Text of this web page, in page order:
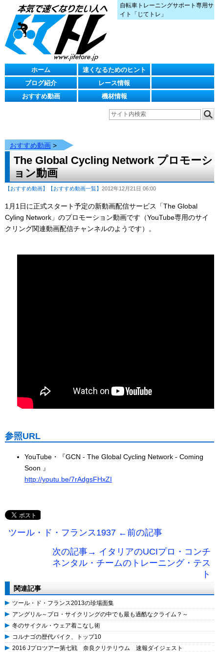
自転車トレーニングサポート専用サ
イト「じてトレ」
ホーム
速くなるためのヒント
ブログ紹介
レース情報
おすすめ動画
機材情報
おすすめ動画 >
The Global Cycling Network プロモーシ
ョン動画
【おすすめ動画】 【おすすめ動画一覧】 2012年12月21日 06:00
1月1日に正式スタート予定の新動画配信サービス「The Global
Cyling Network」のプロモーション動画です（YouTube専用のサイ
クリング関連動画配信チャンネルのようです）。
参照URL
YouTube・『GCN - The Global Cycling Network - Coming
Soon 』
http://youtu.be/7rAdgsFHxZI
ツール・ド・フランス1937 ←前の記事
次の記事→ イタリアのUCIプロ・コンチ
ネンタル・チームのトレーニング・テス
ト
関連記事
ツール・ド・フランス2013の珍場面集
アングリル～プロ・サイクリングの中でも最も過酷なクライム？～
冬のサイクル・ウェア着こなし術
コルナゴの歴代バイク、トップ10
2016 Jプロツアー第七戦 奈良クリテリウム 速報ダイジェスト